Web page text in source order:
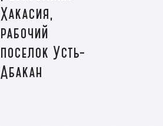
Хакасия,
рабочий
поселок Усть-
Абакан